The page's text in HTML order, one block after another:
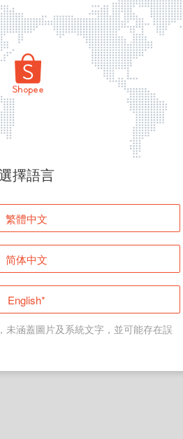
面無法顯示
登入
返回首頁
擇語言
繁體中文
简体中文
English*
未涵蓋圖片及系統文字，並可能存在誤